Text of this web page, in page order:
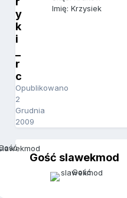
y
k
i
r
c
Opublikowano
2
Grudnia
2009
Imię: Krzysiek
Gość slawekmod